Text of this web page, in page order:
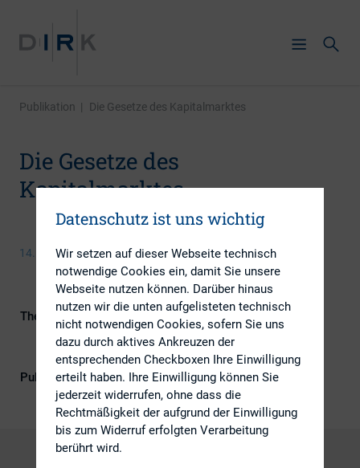
Publikation | Die Gesetze des Kapitalmarktes
Die Gesetze des
Kapitalmarktes
14. Dezember 2015
Themengebiete
Berichterstattung, ESG (inkl.
Nachhaltigkeit & Governance),
Kapitalmarktrecht
Publikationsform
Externe Publikationen
Datenschutz ist uns wichtig
Wir setzen auf dieser Webseite technisch
notwendige Cookies ein, damit Sie unsere
Webseite nutzen können. Darüber hinaus
nutzen wir die unten aufgelisteten technisch
nicht notwendigen Cookies, sofern Sie uns
dazu durch aktives Ankreuzen der
entsprechenden Checkboxen Ihre Einwilligung
erteilt haben. Ihre Einwilligung können Sie
jederzeit widerrufen, ohne dass die
Rechtmäßigkeit der aufgrund der Einwilligung
bis zum Widerruf erfolgten Verarbeitung
berührt wird.